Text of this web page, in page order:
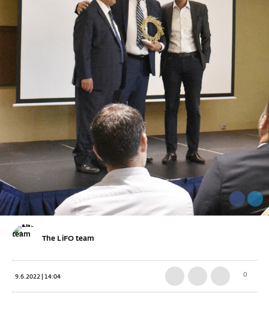
The LiFO team
9.6.2022 | 14:04 0